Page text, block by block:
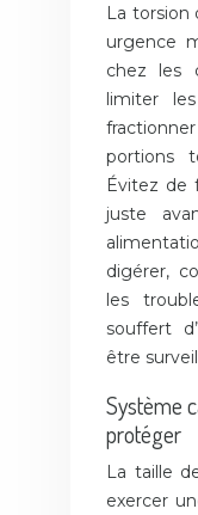
La torsion
urgence
chez les
limiter
portions
Évitez de
juste
digérer,
les
souffert
être
Système
protéger
La taille
exercer